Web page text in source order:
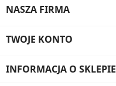
NASZA FIRMA
TWOJE KONTO
INFORMACJA O SKLEPIE